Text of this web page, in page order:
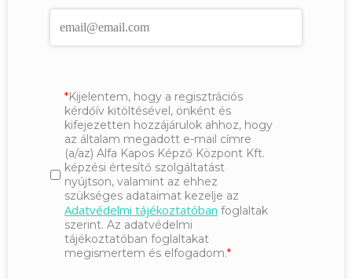
Kijelentem, hogy a regisztrációs
kérdőív kitöltésével, önként és
kifejezetten hozzájárulok ahhoz, hogy
az általam megadott e-mail címre
(a/az) Alfa Kapos Képző Központ Kft.
képzési értesítő szolgáltatást
nyújtson, valamint az ehhez
szükséges adataimat kezelje az
Adatvédelmi tájékoztatóban foglaltak
szerint. Az adatvédelmi
tájékoztatóban foglaltakat
megismertem és elfogadom.